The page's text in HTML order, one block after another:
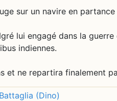
sur un navire en
lui engagé dans la
indiennes.
et ne repartira finalement
Battaglia (Dino)